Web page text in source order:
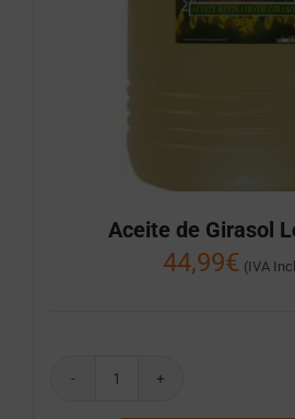
Aceite de Girasol
44,99€ (IVA
Aceite